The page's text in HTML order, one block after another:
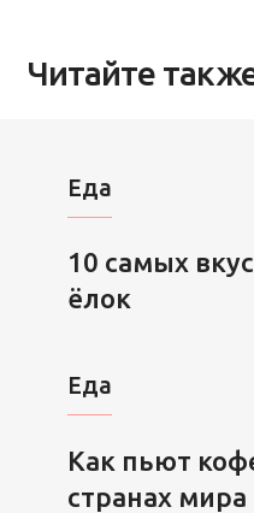
Читайте
Еда
10 самых
ёлок
Еда
Как пьют
странах мира